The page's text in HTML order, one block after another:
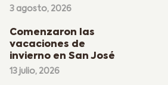
3 agosto, 2026
Comenzaron las
vacaciones de
invierno en San José
13 julio, 2026